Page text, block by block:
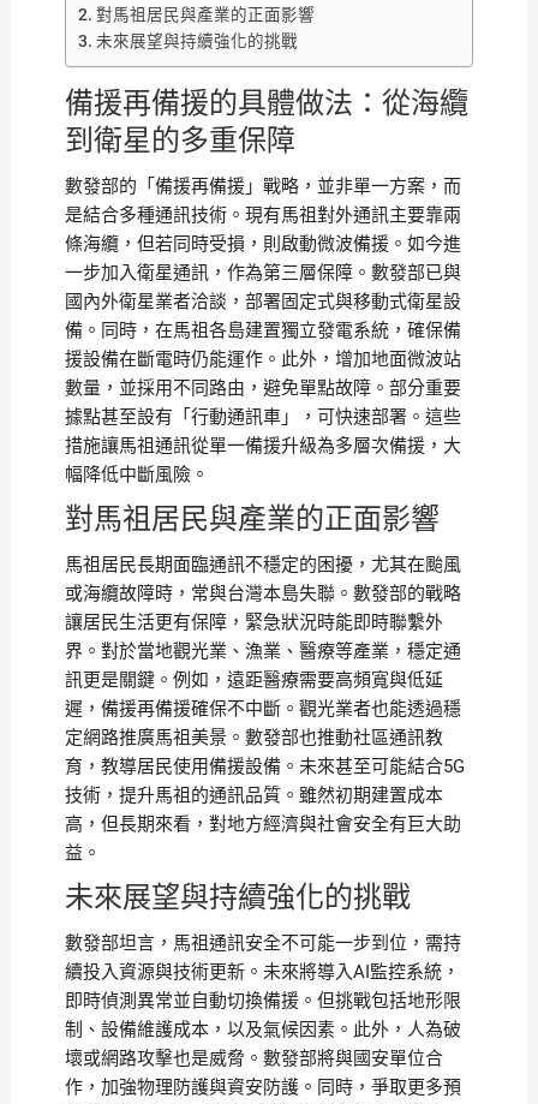
對馬祖居民與產業的正面影響
未來展望與持續強化的挑戰
備援再備援的具體做法：從海纜
到衛星的多重保障
數發部的「備援再備援」戰略，並非單一方案，而
是結合多種通訊技術。現有馬祖對外通訊主要靠兩
條海纜，但若同時受損，則啟動微波備援。如今進
一步加入衛星通訊，作為第三層保障。數發部已與
國內外衛星業者洽談，部署固定式與移動式衛星設
備。同時，在馬祖各島建置獨立發電系統，確保備
援設備在斷電時仍能運作。此外，增加地面微波站
數量，並採用不同路由，避免單點故障。部分重要
據點甚至設有「行動通訊車」，可快速部署。這些
措施讓馬祖通訊從單一備援升級為多層次備援，大
幅降低中斷風險。
對馬祖居民與產業的正面影響
馬祖居民長期面臨通訊不穩定的困擾，尤其在颱風
或海纜故障時，常與台灣本島失聯。數發部的戰略
讓居民生活更有保障，緊急狀況時能即時聯繫外
界。對於當地觀光業、漁業、醫療等產業，穩定通
訊更是關鍵。例如，遠距醫療需要高頻寬與低延
遲，備援再備援確保不中斷。觀光業者也能透過穩
定網路推廣馬祖美景。數發部也推動社區通訊教
育，教導居民使用備援設備。未來甚至可能結合5G
技術，提升馬祖的通訊品質。雖然初期建置成本
高，但長期來看，對地方經濟與社會安全有巨大助
益。
未來展望與持續強化的挑戰
數發部坦言，馬祖通訊安全不可能一步到位，需持
續投入資源與技術更新。未來將導入AI監控系統，
即時偵測異常並自動切換備援。但挑戰包括地形限
制、設備維護成本，以及氣候因素。此外，人為破
壞或網路攻擊也是威脅。數發部將與國安單位合
作，加強物理防護與資安防護。同時，爭取更多預